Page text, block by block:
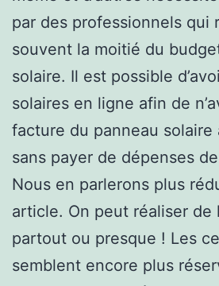
par des professionnels qui
souvent la moitié du
solaire. Il est possible
solaires en ligne afin de
facture du panneau solaire
sans payer de dépenses
Nous en parlerons plus
article. On peut réaliser de
partout ou presque ! Les
semblent encore plus